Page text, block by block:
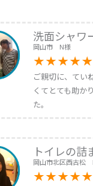
洗面シャワ
岡山市 N様
ご親切に、てい
くてとても助か
た。
トイレの詰
岡山市北区西古松